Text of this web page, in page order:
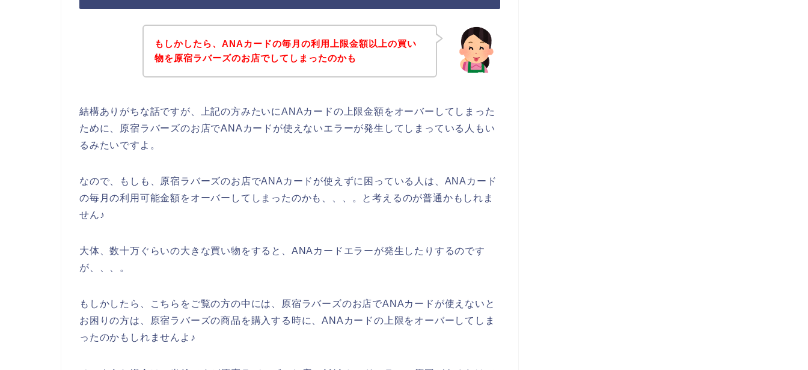
もしかしたら、ANAカードの毎月の利用上限金額以上の買い
物を原宿ラバーズのお店でしてしまったのかも
結構ありがちな話ですが、上記の方みたいにANAカードの上限金額をオーバーしてしまった
ために、原宿ラバーズのお店でANAカードが使えないエラーが発生してしまっている人もい
るみたいですよ。
なので、もしも、原宿ラバーズのお店でANAカードが使えずに困っている人は、ANAカード
の毎月の利用可能金額をオーバーしてしまったのかも、、、。と考えるのが普通かもしれま
せん♪
大体、数十万ぐらいの大きな買い物をすると、ANAカードエラーが発生したりするのです
が、、、。
もしかしたら、こちらをご覧の方の中には、原宿ラバーズのお店でANAカードが使えないと
お困りの方は、原宿ラバーズの商品を購入する時に、ANAカードの上限をオーバーしてしま
ったのかもしれませんよ♪